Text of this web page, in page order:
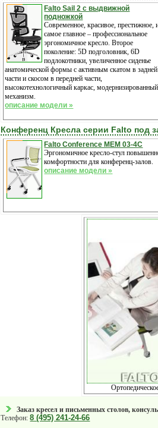
Falto Sail 2 с выдвижной
подножкой
Современное, красивое, престижное,
самое главное – профессиональное
эргономичное кресло. Второе
поколение: 5D подголовник, 6D
подлокотники, увеличенное сиденье
анатомической формы с активным скатом в задней
части и скосом в передней части,
высокотехнологичный каркас, модернизированный
механизм.
описание модели »
Конференц Кресла серии Falto под
Falto Conference MEM 03-4C
Эргономичное кресло-стул
комфортности для конференц-залов.
описание модели »
Заказ кресел и письменных столов,
Телефон:8 (495) 241-24-66